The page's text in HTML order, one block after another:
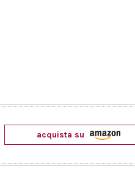
acquista su